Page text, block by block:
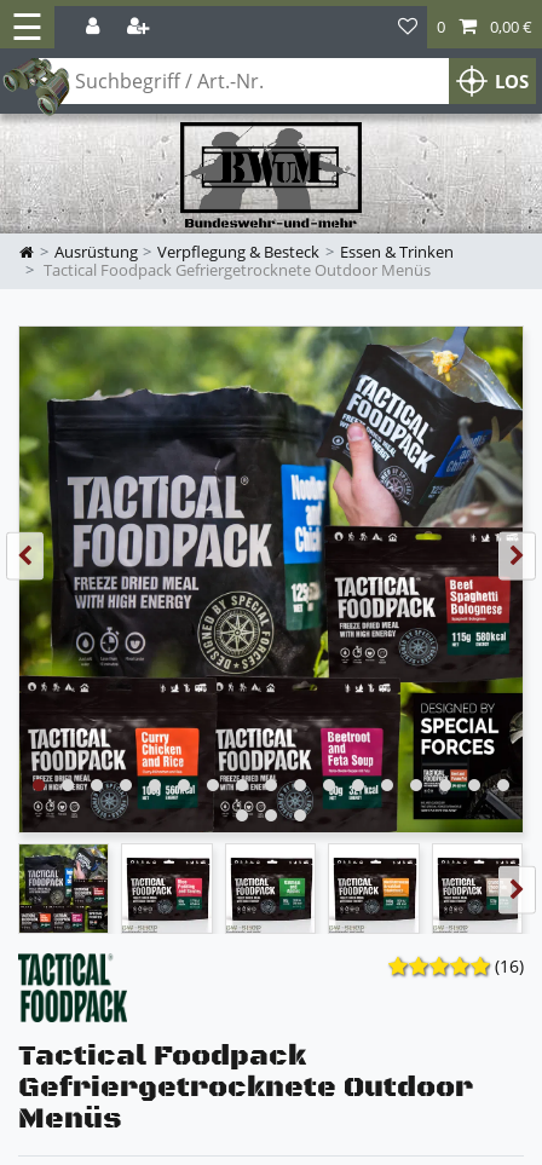
☰
LOS
0 0,00 €
Ausrüstung Verpflegung & Besteck
Essen & Trinken
Tactical Foodpack Gefriergetrocknete Outdoor Menüs
(16)
Tactical Foodpack
Gefriergetrocknete Outdoor
Menüs